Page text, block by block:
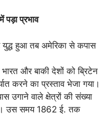
पड़ा प्रभाव
हुआ तब अमेरिका से कपास
और बाकी देशों को ब्रिटेन
करने का प्रस्ताव भेजा गया।
वाले क्षेत्रों की संख्या
उस समय 1862 ई. तक